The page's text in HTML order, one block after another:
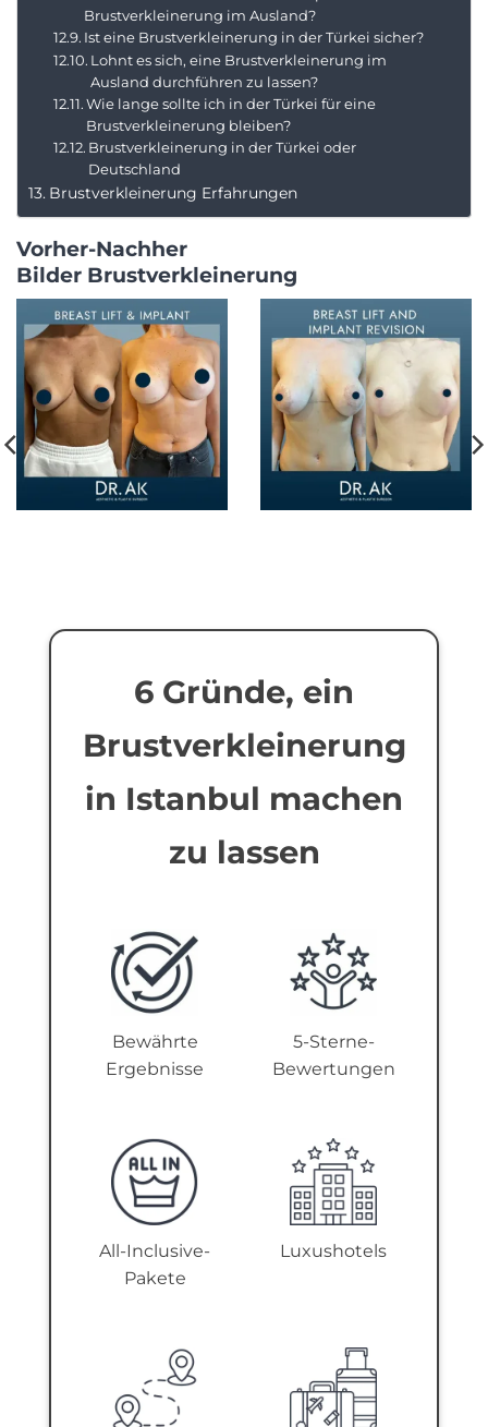
Brustverkleinerung im Ausland?
Ist eine Brustverkleinerung in der Türkei sicher?
Lohnt es sich, eine Brustverkleinerung im
Ausland durchführen zu lassen?
Wie lange sollte ich in der Türkei für eine
Brustverkleinerung bleiben?
Brustverkleinerung in der Türkei oder
Deutschland
Brustverkleinerung Erfahrungen
Vorher-Nachher
Bilder Brustverkleinerung
6 Gründe, ein
Brustverkleinerung
in Istanbul machen
zu lassen
Bewährte
Ergebnisse
5-Sterne-
Bewertungen
All-Inclusive-
Pakete
Luxushotels